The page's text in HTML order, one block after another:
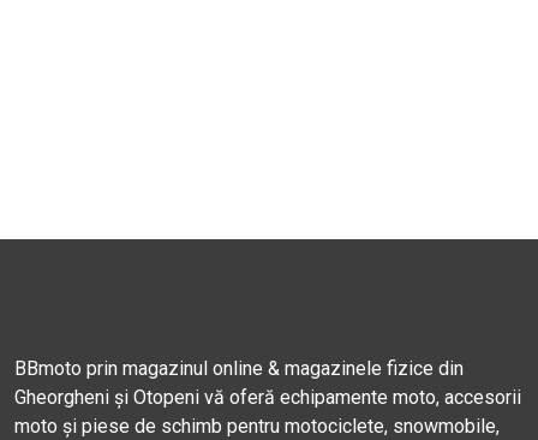
BBmoto prin magazinul online & magazinele fizice din
Gheorgheni și Otopeni vă oferă echipamente moto, accesorii
moto și piese de schimb pentru motociclete, snowmobile,